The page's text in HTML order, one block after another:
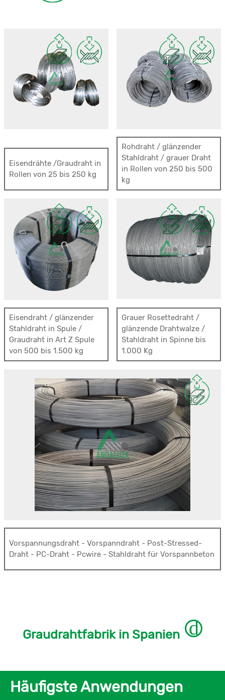
Eisendrähte /Graudraht in
Rollen von 25 bis 250 kg
Rohdraht / glänzender
Stahldraht / grauer Draht
in Rollen von 250 bis 500
kg
Eisendraht / glänzender
Stahldraht in Spule /
Graudraht in Art Z Spule
von 500 bis 1.500 kg
Grauer Rosettedraht /
glänzende Drahtwalze /
Stahldraht in Spinne bis
1.000 Kg
Vorspannungsdraht - Vorspanndraht - Post-Stressed-
Draht - PC-Draht - Pcwire - Stahldraht für Vorspannbeton
Graudrahtfabrik in Spanien
Wer gute Qualität grauer Draht und langlebig in
Häufigste Anwendungen